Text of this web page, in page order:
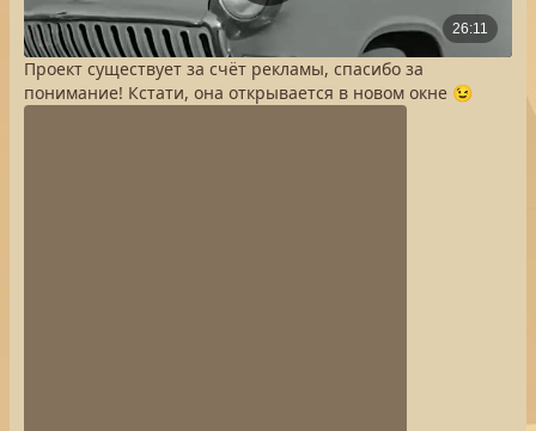
Проект существует за счёт рекламы, спасибо за
понимание! Кстати, она открывается в новом окне 😉